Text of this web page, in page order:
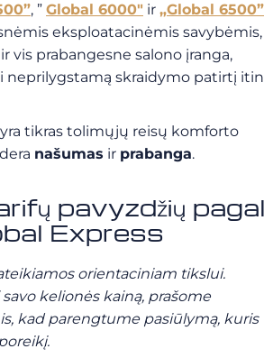
, ” Global 6000″ ir „Global 6500”
eksploatacinėmis savybėmis,
vis prabangesne salono įranga,
neprilygstamą skraidymo patirtį itin
yra tikras tolimųjų reisų komforto
našumas ir prabanga.
pavyzdžių pagal
Express
orientaciniam tikslui.
kelionės kainą, prašome
kad parengtume pasiūlymą, kuris